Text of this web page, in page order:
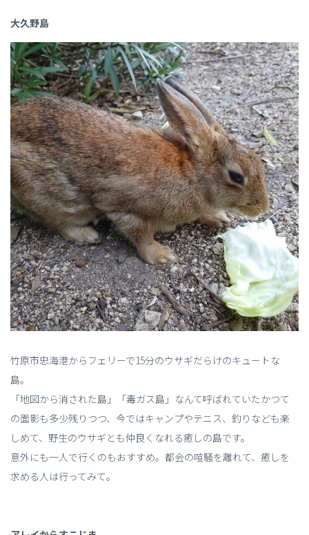
大久野島
竹原市忠海港からフェリーで15分のウサギだらけのキュートな
島。
「地図から消された島」「毒ガス島」なんて呼ばれていたかつて
の面影も多少残りつつ、今ではキャンプやテニス、釣りなども楽
しめて、野生のウサギとも仲良くなれる癒しの島です。
意外にも一人で行くのもおすすめ。都会の喧騒を離れて、癒しを
求める人は行ってみて。